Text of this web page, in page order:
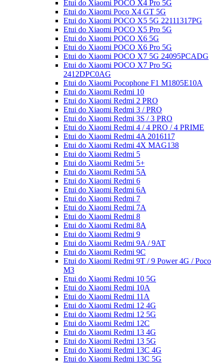
Etui do Xiaomi POCO X4 Pro 5G
Etui do Xiaomi Poco X4 GT 5G
Etui do Xiaomi POCO X5 5G 22111317PG
Etui do Xiaomi POCO X5 Pro 5G
Etui do Xiaomi POCO X6 5G
Etui do Xiaomi POCO X6 Pro 5G
Etui do Xiaomi POCO X7 5G 24095PCADG
Etui do Xiaomi POCO X7 Pro 5G
2412DPC0AG
Etui do Xiaomi Pocophone F1 M1805E10A
Etui do Xiaomi Redmi 10
Etui do Xiaomi Redmi 2 PRO
Etui do Xiaomi Redmi 3 / PRO
Etui do Xiaomi Redmi 3S / 3 PRO
Etui do Xiaomi Redmi 4 / 4 PRO / 4 PRIME
Etui do Xiaomi Redmi 4A 2016117
Etui do Xiaomi Redmi 4X MAG138
Etui do Xiaomi Redmi 5
Etui do Xiaomi Redmi 5+
Etui do Xiaomi Redmi 5A
Etui do Xiaomi Redmi 6
Etui do Xiaomi Redmi 6A
Etui do Xiaomi Redmi 7
Etui do Xiaomi Redmi 7A
Etui do Xiaomi Redmi 8
Etui do Xiaomi Redmi 8A
Etui do Xiaomi Redmi 9
Etui do Xiaomi Redmi 9A / 9AT
Etui do Xiaomi Redmi 9C
Etui do Xiaomi Redmi 9T / 9 Power 4G / Poco
M3
Etui do Xiaomi Redmi 10 5G
Etui do Xiaomi Redmi 10A
Etui do Xiaomi Redmi 11A
Etui do Xiaomi Redmi 12 4G
Etui do Xiaomi Redmi 12 5G
Etui do Xiaomi Redmi 12C
Etui do Xiaomi Redmi 13 4G
Etui do Xiaomi Redmi 13 5G
Etui do Xiaomi Redmi 13C 4G
Etui do Xiaomi Redmi 13C 5G